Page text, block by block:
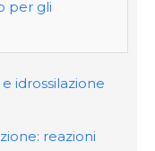
per gli
idrossilazione
reazioni